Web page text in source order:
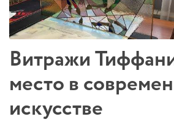
Витражи
место в
искусстве